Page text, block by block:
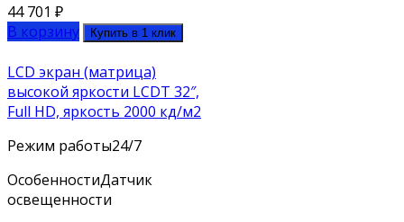
44 701 ₽
В корзину
Купить в 1 клик
LCD экран (матрица)
высокой яркости LCDT 32″,
Full HD, яркость 2000 кд/м2
Режим работы24/7
ОсобенностиДатчик
освещенности